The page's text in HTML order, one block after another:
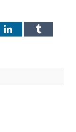
LinkedInTumblr